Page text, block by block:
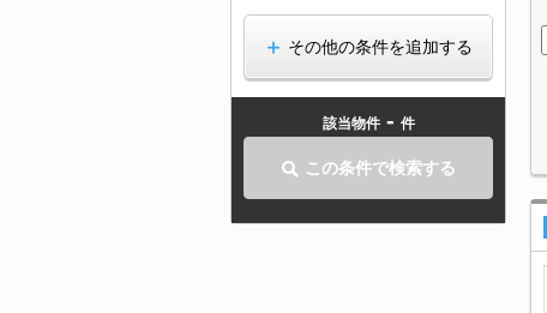
その他の条件を追加する
該当物件 - 件
この条件で検索する